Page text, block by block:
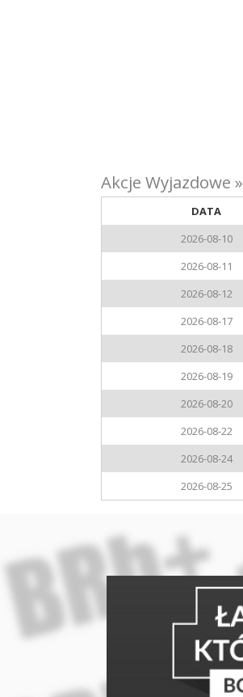
Akcje Wyjazdowe »
DATA
2026-08-10
2026-08-11
2026-08-12
2026-08-17
2026-08-18
2026-08-19
2026-08-20
2026-08-22
2026-08-24
2026-08-25